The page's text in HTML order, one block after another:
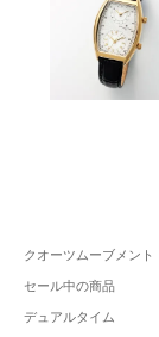
クオーツムーブメント
セール中の商品
デュアルタイム